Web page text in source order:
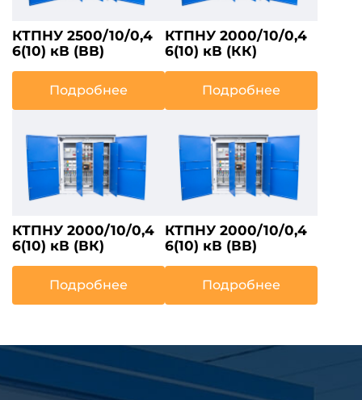
КТПНУ 2500/10/0,4
6(10) кВ (ВВ)
Подробнее
КТПНУ 2000/10/0,4
6(10) кВ (КК)
Подробнее
КТПНУ 2000/10/0,4
6(10) кВ (ВК)
Подробнее
КТПНУ 2000/10/0,4
6(10) кВ (ВВ)
Подробнее